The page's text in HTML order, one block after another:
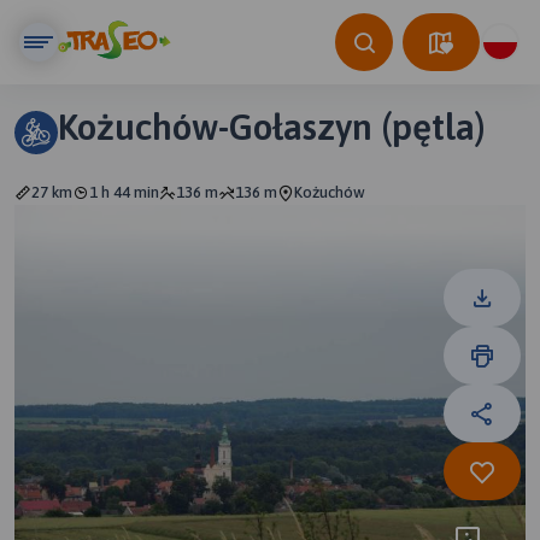
Kożuchów-Gołaszyn (pętla)
27 km 1 h 44 min 136 m 136 m Kożuchów